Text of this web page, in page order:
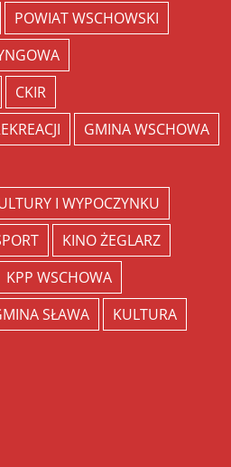
POWIAT WSCHOWSKI
CKIR
GMINA WSCHOWA
I WYPOCZYNKU
KINO ŻEGLARZ
KPP WSCHOWA
SŁAWA KULTURA